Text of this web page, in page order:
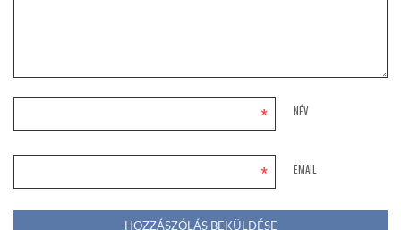
NÉV
*
EMAIL
*